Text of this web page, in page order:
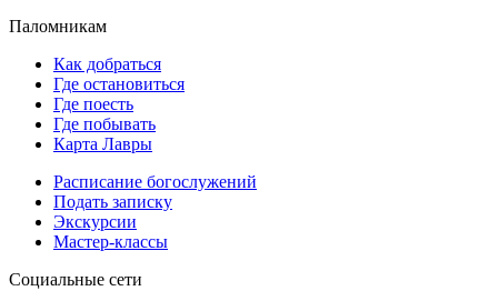
Паломникам
Как добраться
Где остановиться
Где поесть
Где побывать
Карта Лавры
Расписание богослужений
Подать записку
Экскурсии
Мастер-классы
Социальные сети